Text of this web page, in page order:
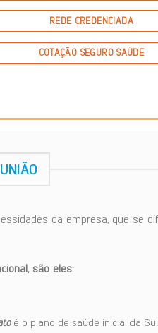
REDE CREDENCIADA
COTAÇÃO SEGURO SAÚDE
da empresa, que se
são eles:
é o plano de saúde inicial da